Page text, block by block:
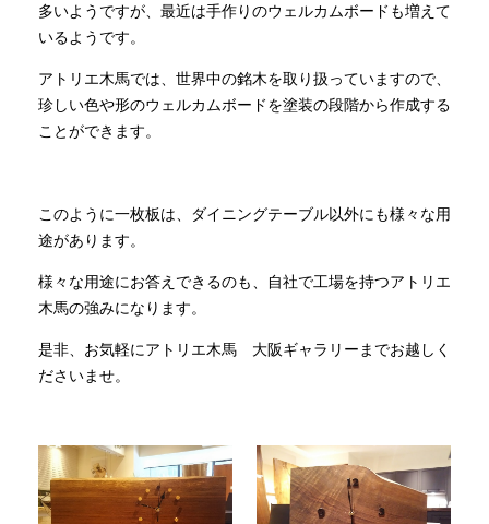
多いようですが、最近は手作りのウェルカムボードも増えて
いるようです。
アトリエ木馬では、世界中の銘木を取り扱っていますので、
珍しい色や形のウェルカムボードを塗装の段階から作成する
ことができます。
このように一枚板は、ダイニングテーブル以外にも様々な用
途があります。
様々な用途にお答えできるのも、自社で工場を持つアトリエ
木馬の強みになります。
是非、お気軽にアトリエ木馬 大阪ギャラリーまでお越しく
ださいませ。